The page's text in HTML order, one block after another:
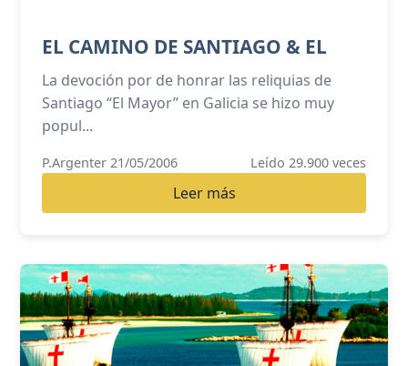
EL CAMINO DE SANTIAGO & EL
La devoción por de honrar las reliquias de
Santiago “El Mayor” en Galicia se hizo muy
popul...
P.Argenter 21/05/2006 Leído 29.900 veces
Leer más